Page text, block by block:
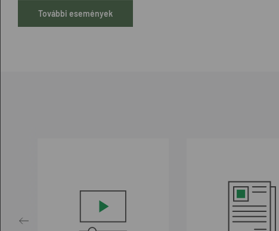
További események